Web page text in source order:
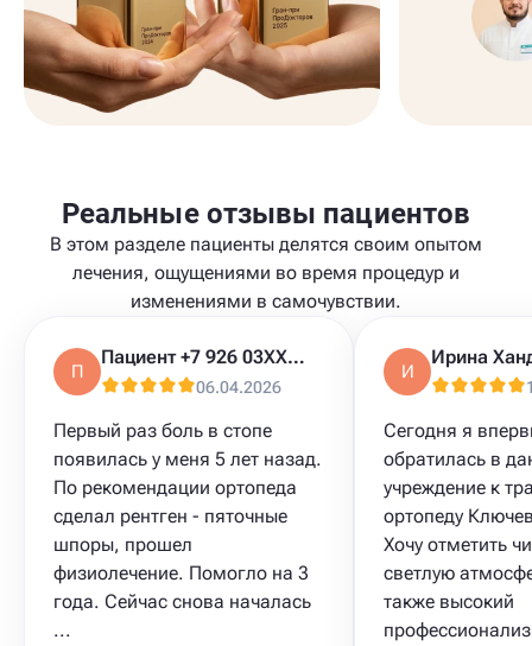
Реальные отзывы пациентов
В этом разделе пациенты делятся своим опытом
лечения, ощущениями во время процедур и
изменениями в самочувствии.
П
Пациент +7 926 03XXXXX
06.04.2026
Первый раз боль в стопе
появилась у меня 5 лет назад.
По рекомендации ортопеда
сделал рентген - пяточные
шпоры, прошел
физиолечение. Помогло на 3
года. Сейчас снова началась
...
И
Ирина
Сегодня я
обратилась в
учреждение к
ортопеду
Хочу отметить
светлую
также высокий